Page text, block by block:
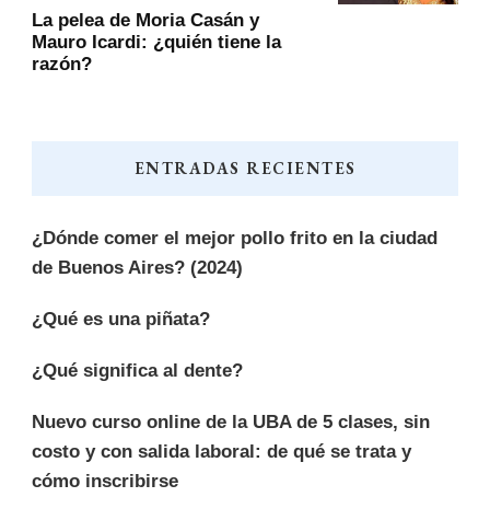
La pelea de Moria Casán y
Mauro Icardi: ¿quién tiene la
razón?
ENTRADAS RECIENTES
¿Dónde comer el mejor pollo frito en la ciudad
de Buenos Aires? (2024)
¿Qué es una piñata?
¿Qué significa al dente?
Nuevo curso online de la UBA de 5 clases, sin
costo y con salida laboral: de qué se trata y
cómo inscribirse